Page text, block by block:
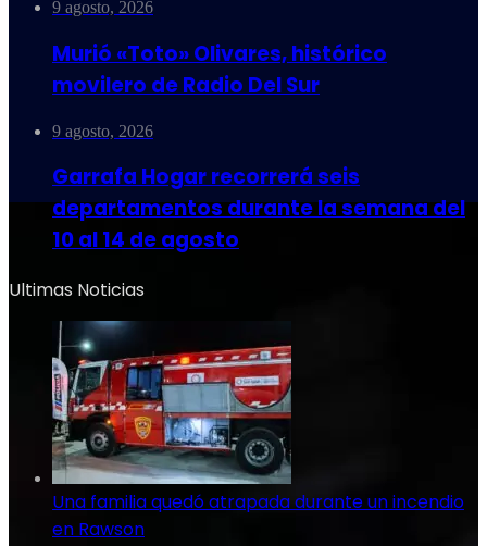
9 agosto, 2026
Murió «Toto» Olivares, histórico
movilero de Radio Del Sur
9 agosto, 2026
Garrafa Hogar recorrerá seis
departamentos durante la semana del
10 al 14 de agosto
Ultimas Noticias
Una familia quedó atrapada durante un incendio
en Rawson